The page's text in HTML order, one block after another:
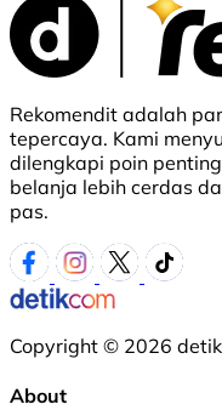
Rekomendit adalah
tepercaya. Kami
dilengkapi poin
belanja lebih cerdas
pas.
Copyright © 2026
About